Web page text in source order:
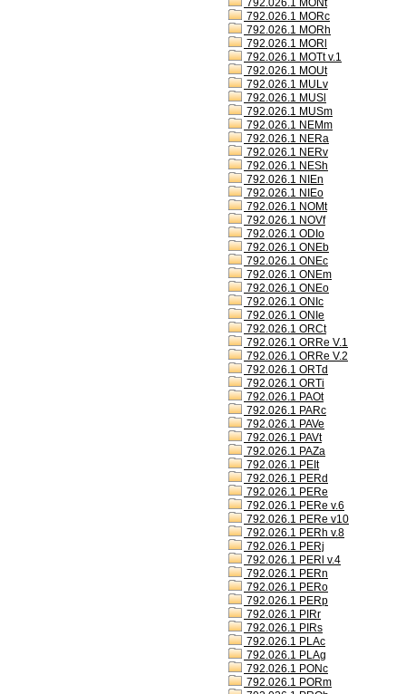
792.026.1 MONt
792.026.1 MORc
792.026.1 MORh
792.026.1 MORl
792.026.1 MOTt v.1
792.026.1 MOUt
792.026.1 MULv
792.026.1 MUSl
792.026.1 MUSm
792.026.1 NEMm
792.026.1 NERa
792.026.1 NERv
792.026.1 NESh
792.026.1 NIEn
792.026.1 NIEo
792.026.1 NOMt
792.026.1 NOVf
792.026.1 ODIo
792.026.1 ONEb
792.026.1 ONEc
792.026.1 ONEm
792.026.1 ONEo
792.026.1 ONIc
792.026.1 ONIe
792.026.1 ORCt
792.026.1 ORRe V.1
792.026.1 ORRe V.2
792.026.1 ORTd
792.026.1 ORTi
792.026.1 PAOt
792.026.1 PARc
792.026.1 PAVe
792.026.1 PAVt
792.026.1 PAZa
792.026.1 PEIt
792.026.1 PERd
792.026.1 PERe
792.026.1 PERe v.6
792.026.1 PERe v10
792.026.1 PERh v.8
792.026.1 PERj
792.026.1 PERl v.4
792.026.1 PERn
792.026.1 PERo
792.026.1 PERp
792.026.1 PIRr
792.026.1 PIRs
792.026.1 PLAc
792.026.1 PLAg
792.026.1 PONc
792.026.1 PORm